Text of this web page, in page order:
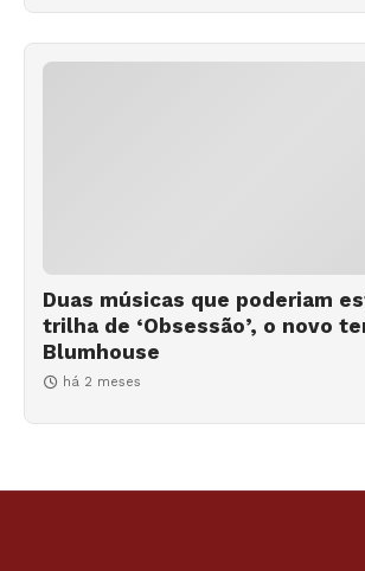
Duas músicas que poderiam
trilha de ‘Obsessão’, o novo
Blumhouse
há 2 meses